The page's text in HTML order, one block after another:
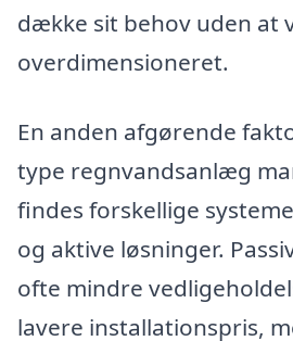
dække sit behov uden at
overdimensioneret.
En anden afgørende
type regnvandsanlæg
findes forskellige
og aktive løsninger.
ofte mindre
lavere installationspris,